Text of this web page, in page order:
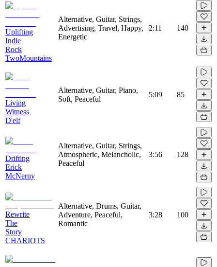
Uplifting
Indie
Rock
TwoMountains
Alternative, Guitar, Strings,
Advertising, Travel, Happy,
Energetic
2:11 140
Living
Witness
D'elf
Alternative, Guitar, Piano,
Soft, Peaceful
5:09 85
Drifting
Erick
McNerny
Alternative, Guitar, Strings,
Atmospheric, Melancholic,
Peaceful
3:56 128
Rewrite
The
Story
CHARIOTS
Alternative, Drums, Guitar,
Adventure, Peaceful,
Romantic
3:28 100